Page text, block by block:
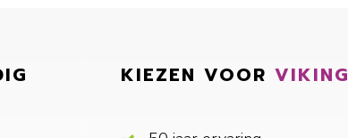
KIEZEN VOOR VIKING